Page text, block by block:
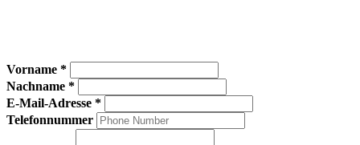
Vorname *
Nachname *
E-Mail-Adresse *
Telefonnummer